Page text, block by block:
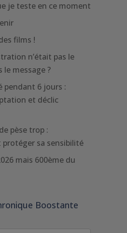
je teste en ce moment
films !
n’était pas le
le message ?
pendant 6 jours :
et déclic
pèse trop :
sa sensibilité
mais 600ème du
Boostante